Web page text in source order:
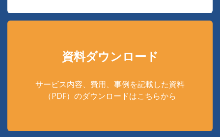
資料ダウンロード
サービス内容、費用、事例を記載した資料
（PDF）のダウンロードはこちらから